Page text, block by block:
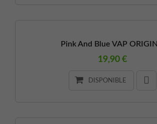
Pink And Blue VAP
19,90 €
DISPONIBLE